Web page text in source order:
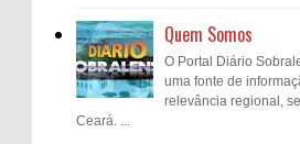
Quem Somos
O Portal Diário
uma fonte de
relevância regional,
Ceará. ...